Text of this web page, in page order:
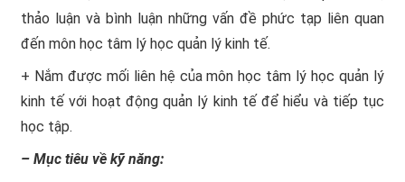
thảo luận và bình luận những vấn đề phức tạp liên quan
đến môn học tâm lý học quản lý kinh tế.
+ Nắm được mối liên hệ của môn học tâm lý học quản lý
kinh tế với hoạt động quản lý kinh tế để hiểu và tiếp tục
học tập.
– Mục tiêu về kỹ năng: